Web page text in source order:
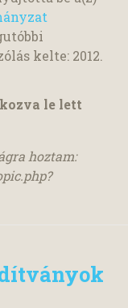
kelte: 2012.
le lett
hoztam: